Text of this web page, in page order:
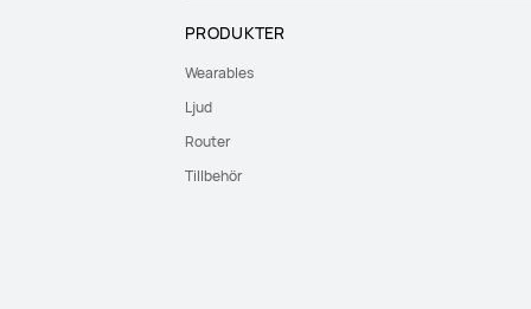
PRODUKTER
Wearables
Ljud
Router
Tillbehör